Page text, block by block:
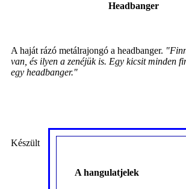
Headbanger
A haját rázó metálrajongó a headbanger.
van, és ilyen a zenéjük is. Egy kicsit minden
egy headbanger."
A hangulatjelek
Készült